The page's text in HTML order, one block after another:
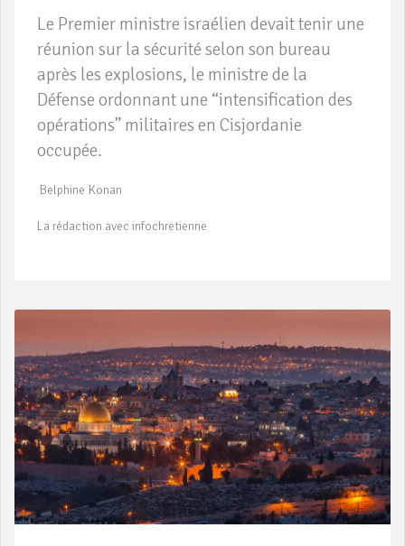
Le Premier ministre israélien devait tenir une
réunion sur la sécurité selon son bureau
après les explosions, le ministre de la
Défense ordonnant une “intensification des
opérations” militaires en Cisjordanie
occupée.
Belphine Konan
La rédaction avec infochretienne